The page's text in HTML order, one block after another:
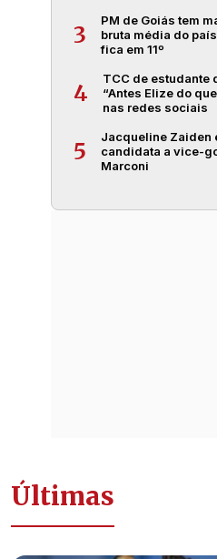
3
PM de Goiás tem
bruta média do
fica em 11º
4
TCC de estudante
“Antes Elize do
nas redes sociais
5
Jacqueline Zaiden
candidata a vice-
Marconi
Últimas